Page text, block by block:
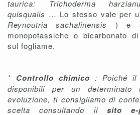
taurica: Trichoderma
quisqualis … Lo stesso vale per
Reynoutria sachalinensis ) e
monopotassiche o bicarbonato
sul fogliame.
* Controllo chimico : Poiché il
disponibili per un
evoluzione, ti consigliamo di
scelta consultando il sito